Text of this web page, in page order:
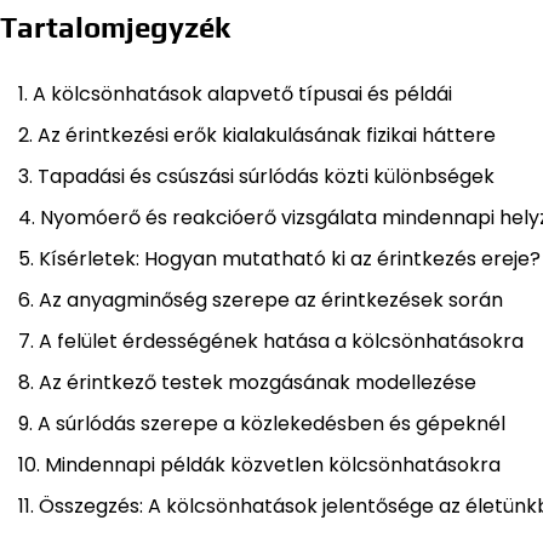
Tartalomjegyzék
A kölcsönhatások alapvető típusai és példái
Az érintkezési erők kialakulásának fizikai háttere
Tapadási és csúszási súrlódás közti különbségek
Nyomóerő és reakcióerő vizsgálata mindennapi
Kísérletek: Hogyan mutatható ki az érintkezés ereje?
Az anyagminőség szerepe az érintkezések során
A felület érdességének hatása a kölcsönhatásokra
Az érintkező testek mozgásának modellezése
A súrlódás szerepe a közlekedésben és gépeknél
Mindennapi példák közvetlen kölcsönhatásokra
Összegzés: A kölcsönhatások jelentősége az